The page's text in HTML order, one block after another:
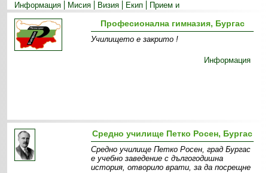
Информация
Мисия Визия Екип
Прием и
специалности
Допълнителни дейности
Професионална гимназия, Бургас
Училището е закрито !
Информация
Средно училище Петко Росен, Бургас
Средно училище Петко Росен, град Бургас
е учебно заведение с дългогодишна
история, отворило врати, за да посрещне